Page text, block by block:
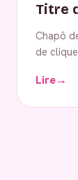
Titre
Chapô
de
Lire→